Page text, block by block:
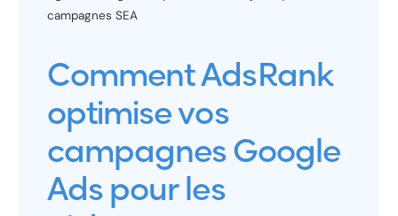
campagnes SEA
Comment AdsRank
optimise vos
campagnes Google
Ads pour les